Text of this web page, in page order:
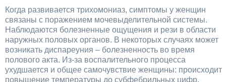
Когда развивается трихомониаз, симптомы у женщин
связаны с поражением мочевыделительной системы.
Наблюдаются болезненные ощущения и рези в области
наружных половых органов. В некоторых случаях может
возникать диспареуния – болезненность во время
полового акта. Из-за воспалительного процесса
ухудшается и общее самочувствие женщины: происходит
повышение температуры до субфебрильных цифр,